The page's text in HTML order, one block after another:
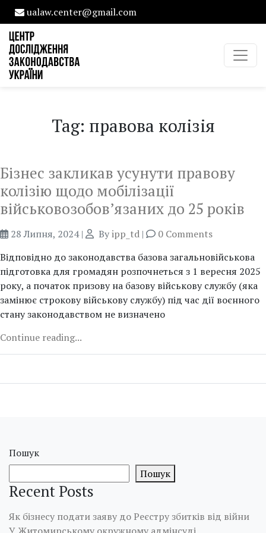
ualaw.center@gmail.com
Tag: правова колізія
Бізнес закликав усунути правову
колізію щодо мобілізації
військовозобов’язаних до 25 років
28 Липня, 2024| Byipp_td |
0 Comments
Відповідно до законодавства базова загальновійськова
підготовка для громадян розпочнеться з 1 вересня 2025
року, а початок призову на базову військову службу (яка
замінює строкову військову службу) під час дії воєнного
стану законодавством не визначено
Continue reading...
Пошук
Пошук
Recent Posts
Як бізнесу подати заяву до Реєстру збитків від війни